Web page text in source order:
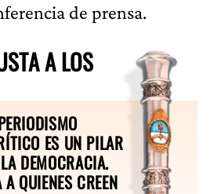
de prensa.
A LOS
ES UN PILAR
DEMOCRACIA.
QUIENES CREEN